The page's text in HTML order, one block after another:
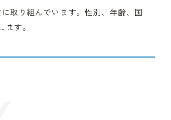
取り組んでいます。性別、年齢、国
す。